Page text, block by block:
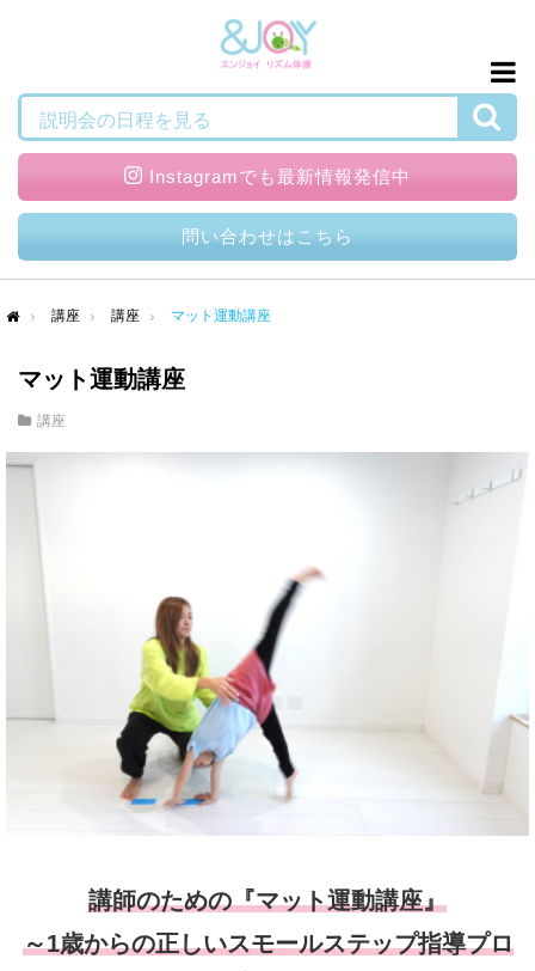
説明会の日程を見る
Instagramでも最新情報発信中
問い合わせはこちら
講座 講座 マット運動講座
マット運動講座
講座
講師のための『マット運動講座』
～1歳からの正しいスモールステップ指導プロ